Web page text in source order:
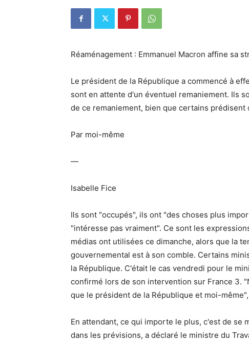
Réaménagement : Emmanuel Macron affine sa
Le président de la République a commencé à
sont en attente d'un éventuel remaniement. Ils
de ce remaniement, bien que certains prédisent
Par moi-même
—
Isabelle Fice
Ils sont "occupés", ils ont "des choses plus
"intéresse pas vraiment". Ce sont les
médias ont utilisées ce dimanche, alors que la
gouvernemental est à son comble. Certains
la République. C'était le cas vendredi pour le
confirmé lors de son intervention sur France 3.
que le président de la République et moi-
En attendant, ce qui importe le plus, c'est de se
dans les prévisions, a déclaré le ministre du